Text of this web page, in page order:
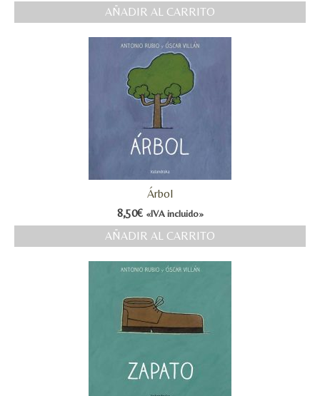
AÑADIR AL CARRITO
Árbol
8,50€ «IVA incluido»
AÑADIR AL CARRITO